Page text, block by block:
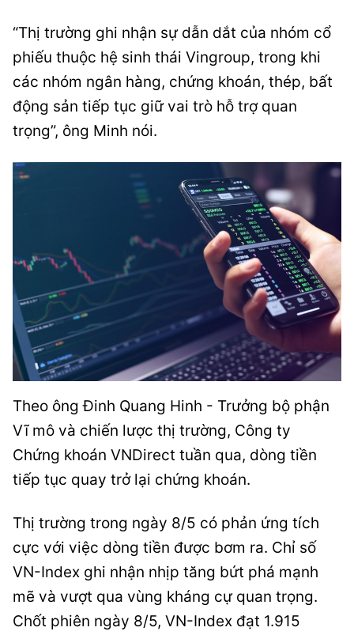
“Thị trường ghi nhận sự dẫn dắt của nhóm cổ
phiếu thuộc hệ sinh thái Vingroup, trong khi
các nhóm ngân hàng, chứng khoán, thép, bất
động sản tiếp tục giữ vai trò hỗ trợ quan
trọng”, ông Minh nói.
Theo ông Đinh Quang Hinh - Trưởng bộ phận
Vĩ mô và chiến lược thị trường, Công ty
Chứng khoán VNDirect tuần qua, dòng tiền
tiếp tục quay trở lại chứng khoán.
Thị trường trong ngày 8/5 có phản ứng tích
cực với việc dòng tiền được bơm ra. Chỉ số
VN-Index ghi nhận nhịp tăng bứt phá mạnh
mẽ và vượt qua vùng kháng cự quan trọng.
Chốt phiên ngày 8/5, VN-Index đạt 1.915